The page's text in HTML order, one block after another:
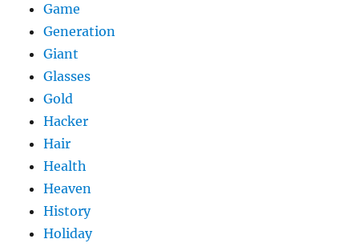
Game
Generation
Giant
Glasses
Gold
Hacker
Hair
Health
Heaven
History
Holiday